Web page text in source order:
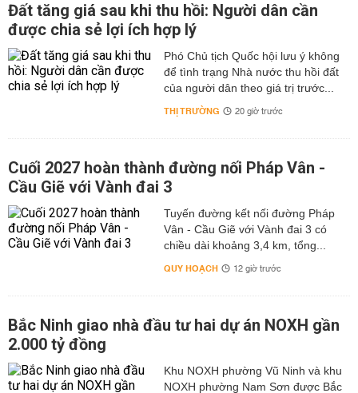
Đất tăng giá sau khi thu hồi: Người dân cần
được chia sẻ lợi ích hợp lý
Phó Chủ tịch Quốc hội lưu ý không
để tình trạng Nhà nước thu hồi đất
của người dân theo giá trị trước...
THỊ TRƯỜNG 20 giờ trước
Cuối 2027 hoàn thành đường nối Pháp Vân -
Cầu Giẽ với Vành đai 3
Tuyến đường kết nối đường Pháp
Vân - Cầu Giẽ với Vành đai 3 có
chiều dài khoảng 3,4 km, tổng...
QUY HOẠCH 12 giờ trước
Bắc Ninh giao nhà đầu tư hai dự án NOXH gần
2.000 tỷ đồng
Khu NOXH phường Vũ Ninh và khu
NOXH phường Nam Sơn được Bắc